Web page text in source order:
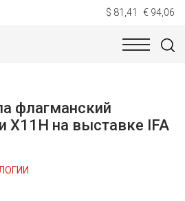
$ 81,41 € 94,06
флагманский
X11H на выставке IFA